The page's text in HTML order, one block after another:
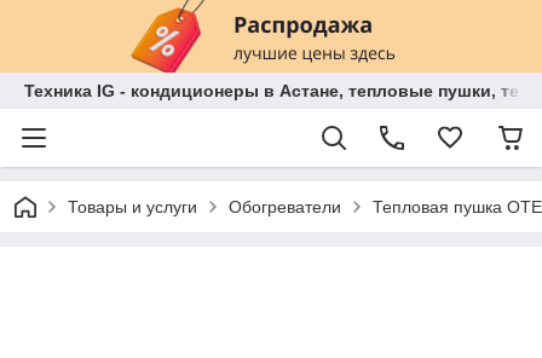
Техника IG - кондиционеры в Астане, тепловые пушки,
Товары и услуги Обогреватели Тепловая пушка